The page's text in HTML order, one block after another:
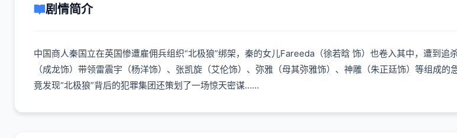
剧情简介
中国商人秦国立在英国惨遭雇佣兵组织“北极狼”绑架，秦的女儿Fareeda（徐若晗 饰）也卷入其中，遭到
（成龙饰）带领雷震宇（杨洋饰）、张凯旋（艾伦饰）、弥雅（母其弥雅饰）、神雕（朱正廷饰）等组成
竟发现“北极狼”背后的犯罪集团还策划了一场惊天密谋……